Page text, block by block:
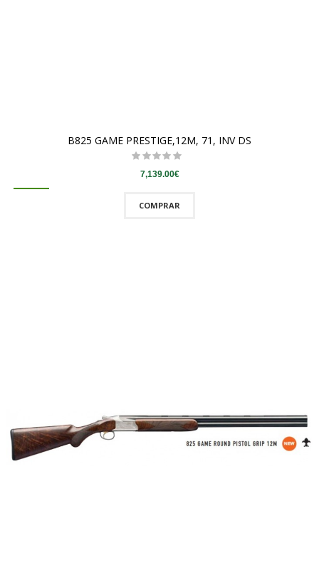
B825 GAME PRESTIGE,12M, 71, INV DS
7,139.00€
COMPRAR